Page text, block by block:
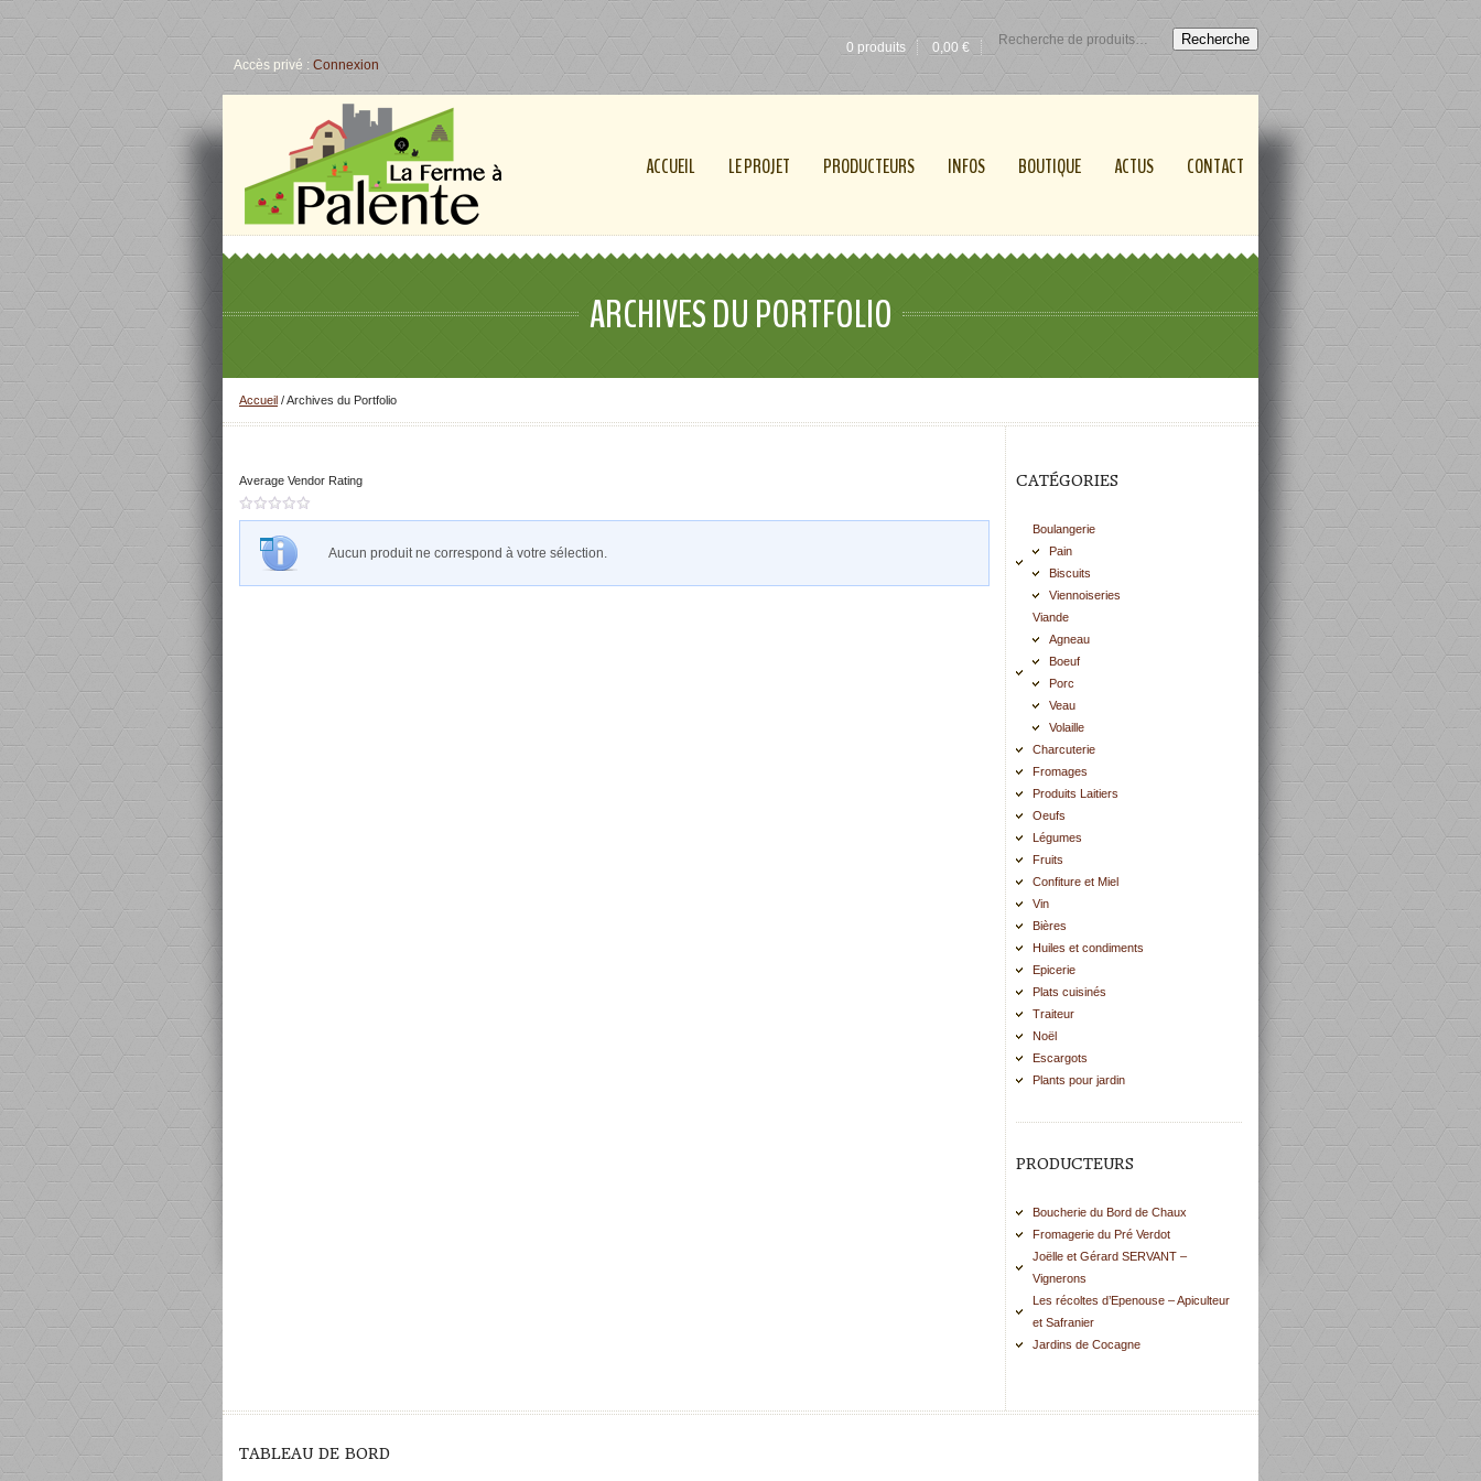
Accès privé : Connexion
0 produits 0,00 € Recherche
ACCUEIL LE PROJET PRODUCTEURS INFOS BOUTIQUE ACTUS CONTACT
ARCHIVES DU PORTFOLIO
Accueil /Archives du Portfolio
Average Vendor Rating
0
Aucun produit ne correspond à votre sélection.
CATÉGORIES
Boulangerie
Pain
Biscuits
Viennoiseries
Viande
Agneau
Boeuf
Porc
Veau
Volaille
Charcuterie
Fromages
Produits Laitiers
Oeufs
Légumes
Fruits
Confiture et Miel
Vin
Bières
Huiles et condiments
Epicerie
Plats cuisinés
Traiteur
Noël
Escargots
Plants pour jardin
PRODUCTEURS
Boucherie du Bord de Chaux
Fromagerie du Pré Verdot
Joëlle et Gérard SERVANT –
Vignerons
Les récoltes d’Epenouse – Apiculteur
et Safranier
Jardins de Cocagne
TABLEAU DE BORD